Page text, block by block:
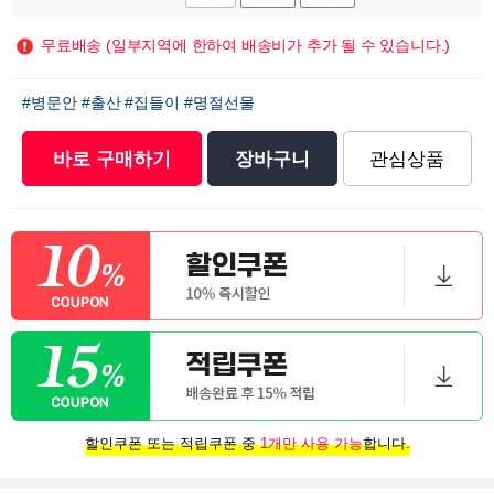
무료배송 (일부지역에 한하여 배송비가 추가 될 수 있습니다.)
#병문안 #출산 #집들이 #명절선물
바로 구매하기 장바구니 관심상품
할인쿠폰 또는 적립쿠폰 중1개만 사용 가능합니다.